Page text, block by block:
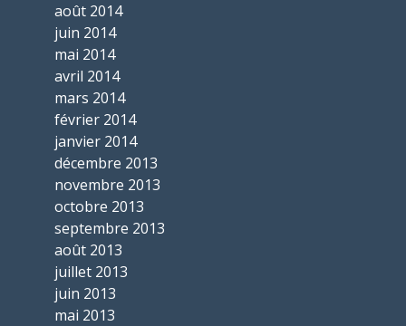
août 2014
juin 2014
mai 2014
avril 2014
mars 2014
février 2014
janvier 2014
décembre 2013
novembre 2013
octobre 2013
septembre 2013
août 2013
juillet 2013
juin 2013
mai 2013